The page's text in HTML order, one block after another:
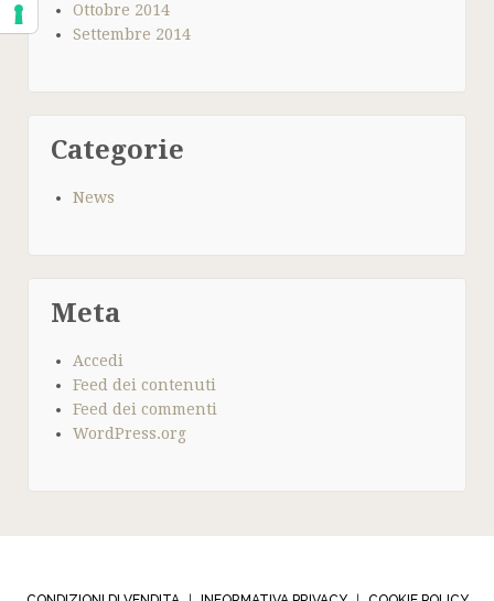
Ottobre 2014
Settembre 2014
Categorie
News
Meta
Accedi
Feed dei contenuti
Feed dei commenti
WordPress.org